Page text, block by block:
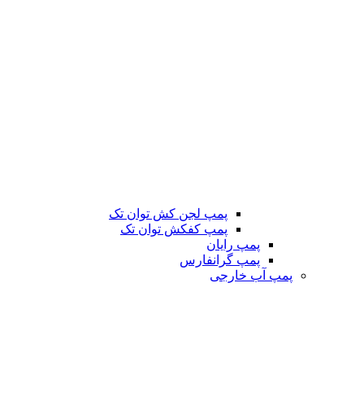
پمپ لجن کش توان تک
پمپ کفکش توان تک
پمپ رایان
پمپ گرانفارس
پمپ آب خارجی